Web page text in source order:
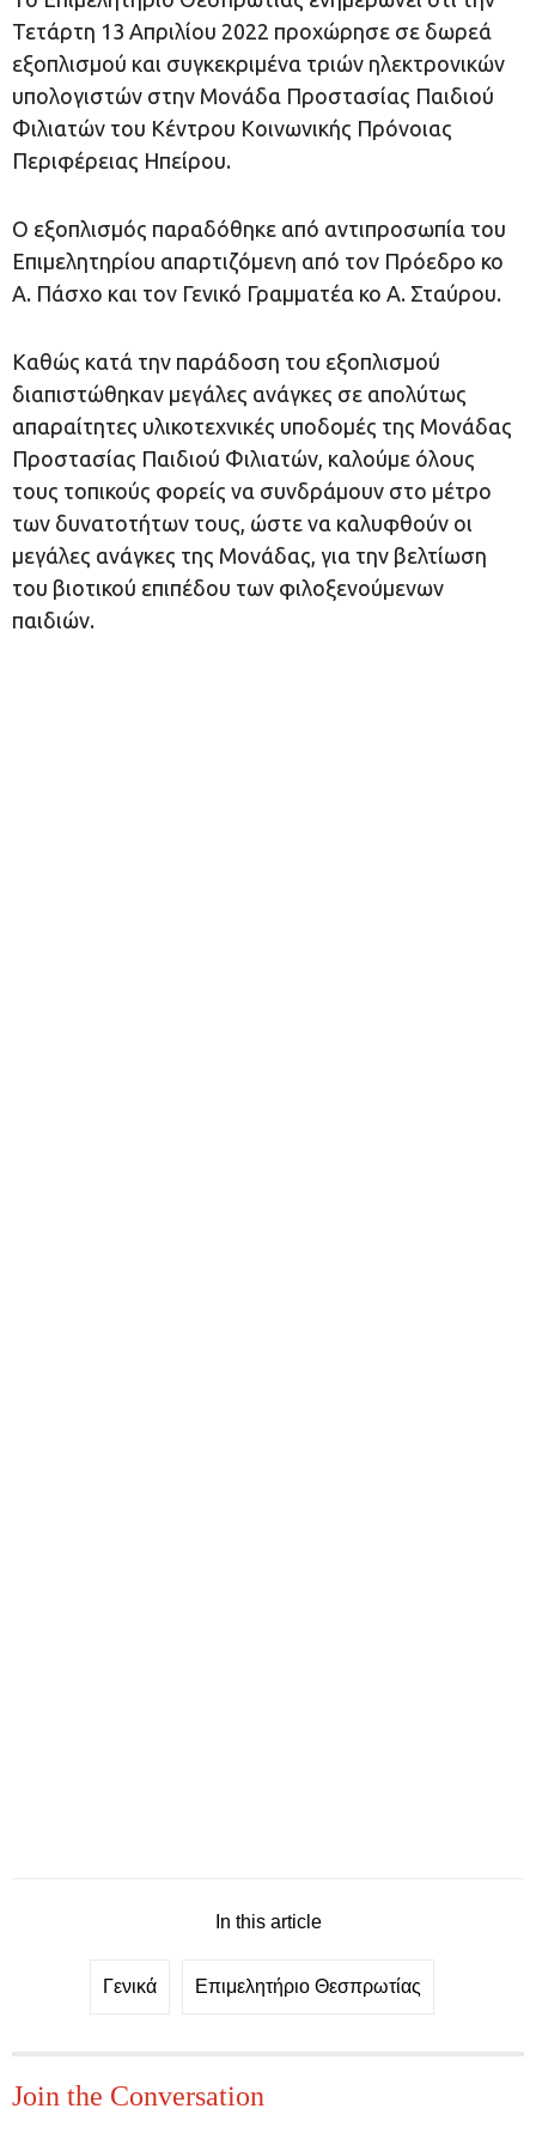
Τετάρτη 13 Απριλίου 2022 προχώρησε σε δωρεά
εξοπλισμού και συγκεκριμένα τριών ηλεκτρονικών
υπολογιστών στην Μονάδα Προστασίας Παιδιού
Φιλιατών του Κέντρου Κοινωνικής Πρόνοιας
Περιφέρειας Ηπείρου.
Ο εξοπλισμός παραδόθηκε από αντιπροσωπία του
Επιμελητηρίου απαρτιζόμενη από τον Πρόεδρο κο
Α. Πάσχο και τον Γενικό Γραμματέα κο Α. Σταύρου.
Καθώς κατά την παράδοση του εξοπλισμού
διαπιστώθηκαν μεγάλες ανάγκες σε απολύτως
απαραίτητες υλικοτεχνικές υποδομές της Μονάδας
Προστασίας Παιδιού Φιλιατών, καλούμε όλους
τους τοπικούς φορείς να συνδράμουν στο μέτρο
των δυνατοτήτων τους, ώστε να καλυφθούν οι
μεγάλες ανάγκες της Μονάδας, για την βελτίωση
του βιοτικού επιπέδου των φιλοξενούμενων
παιδιών.
In this article
Γενικά Επιμελητήριο Θεσπρωτίας
Join the Conversation